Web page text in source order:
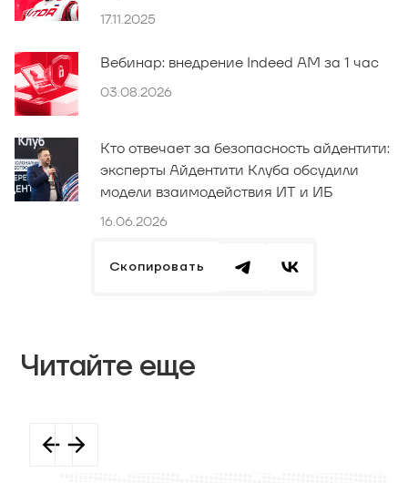
17.11.2025
Вебинар: внедрение Indeed AM за 1 час
03.08.2026
Кто отвечает за безопасность айдентити:
эксперты Айдентити Клуба обсудили
модели взаимодействия ИТ и ИБ
16.06.2026
Скопировать
Читайте еще